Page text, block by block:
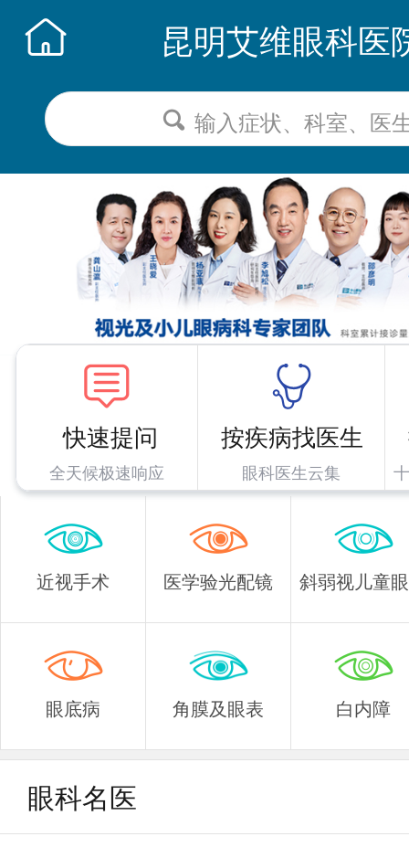
昆明艾维眼科医
输入症状、科室、医
快速提问
全天候极速响应
按疾病找医生
眼科医生云集
近视手术 医学验光配镜 斜弱视儿童
眼底病 角膜及眼表 白内障
眼科名医